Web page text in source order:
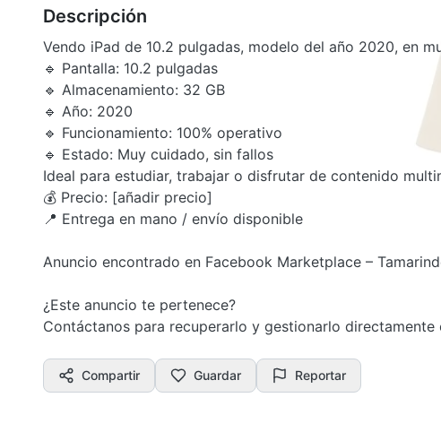
Descripción
Vendo iPad de 10.2 pulgadas, modelo del año 2020, en
🔹 Pantalla: 10.2 pulgadas
🔹 Almacenamiento: 32 GB
🔹 Año: 2020
🔹 Funcionamiento: 100% operativo
🔹 Estado: Muy cuidado, sin fallos
Ideal para estudiar, trabajar o disfrutar de contenido
💰 Precio: [añadir precio]
📍 Entrega en mano / envío disponible
Anuncio encontrado en Facebook Marketplace –
¿Este anuncio te pertenece?
Contáctanos para recuperarlo y gestionarlo directamente
Compartir Guardar Reportar